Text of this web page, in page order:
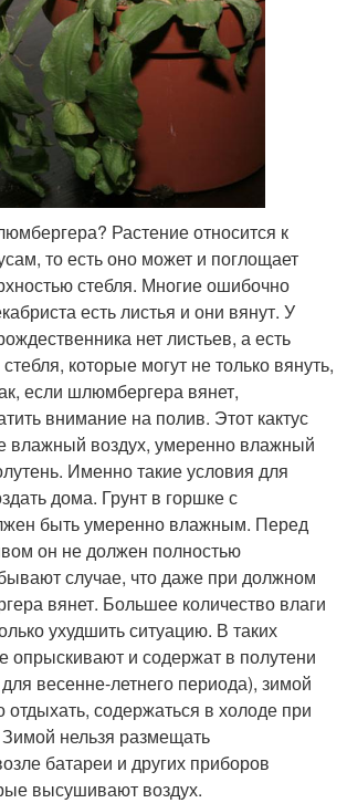
Растение относится к
то есть оно может и поглощает
стебля. Многие ошибочно
есть листья и они вянут. У
нет листьев, а есть
которые могут не только вянуть,
если шлюмбергера вянет,
внимание на полив. Этот кактус
влажный воздух, умеренно влажный
Именно такие условия для
дома. Грунт в горшке с
быть умеренно влажным. Перед
он не должен полностью
случае, что даже при должном
вянет. Большее количество влаги
ухудшить ситуацию. В таких
опрыскивают и содержат в полутени
весенне-летнего периода), зимой
отдыхать, содержаться в холоде при
нельзя размещать
батареи и других приборов
высушивают воздух.